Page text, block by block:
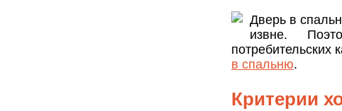
Дверь в
извне.
потребительских
в спальню.
Критерии